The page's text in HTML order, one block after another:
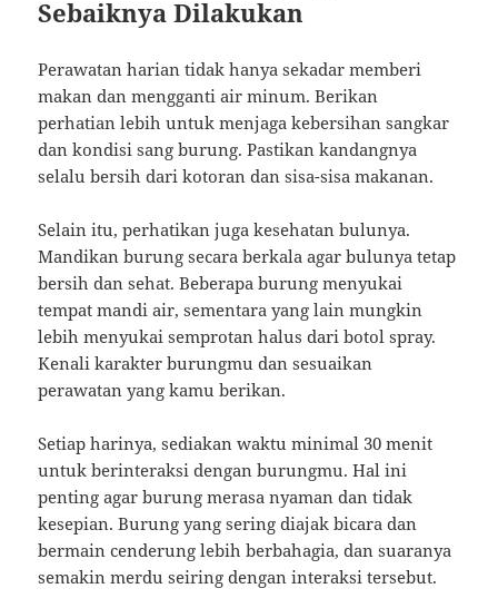
Sebaiknya Dilakukan
Perawatan harian tidak hanya sekadar memberi
makan dan mengganti air minum. Berikan
perhatian lebih untuk menjaga kebersihan sangkar
dan kondisi sang burung. Pastikan kandangnya
selalu bersih dari kotoran dan sisa-sisa makanan.
Selain itu, perhatikan juga kesehatan bulunya.
Mandikan burung secara berkala agar bulunya tetap
bersih dan sehat. Beberapa burung menyukai
tempat mandi air, sementara yang lain mungkin
lebih menyukai semprotan halus dari botol spray.
Kenali karakter burungmu dan sesuaikan
perawatan yang kamu berikan.
Setiap harinya, sediakan waktu minimal 30 menit
untuk berinteraksi dengan burungmu. Hal ini
penting agar burung merasa nyaman dan tidak
kesepian. Burung yang sering diajak bicara dan
bermain cenderung lebih berbahagia, dan suaranya
semakin merdu seiring dengan interaksi tersebut.